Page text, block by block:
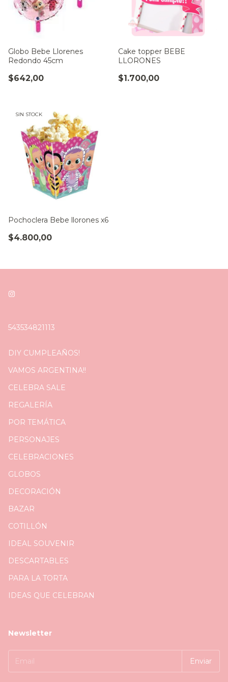
Globo Bebe Llorenes
Redondo 45cm
$642,00
Cake topper BEBE
LLORONES
$1.700,00
SIN STOCK
Pochoclera Bebe llorones x6
$4.800,00
543534821113
DIY CUMPLEAÑOS!
VAMOS ARGENTINA!!
CELEBRA SALE
REGALERÍA
POR TEMÁTICA
PERSONAJES
CELEBRACIONES
GLOBOS
DECORACIÓN
BAZAR
COTILLÓN
IDEAL SOUVENIR
DESCARTABLES
PARA LA TORTA
IDEAS QUE CELEBRAN
Newsletter